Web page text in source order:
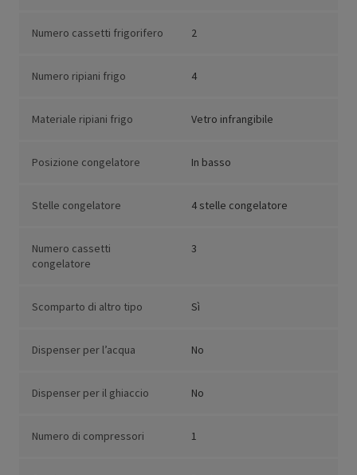
Numero cassetti frigorifero 2
Numero ripiani frigo 4
Materiale ripiani frigo Vetro infrangibile
Posizione congelatore In basso
Stelle congelatore 4 stelle congelatore
Numero cassetti
congelatore
3
Scomparto di altro tipo Sì
Dispenser per l’acqua No
Dispenser per il ghiaccio No
Numero di compressori 1